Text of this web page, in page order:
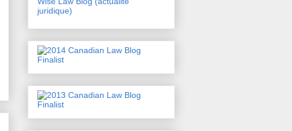
juridique)